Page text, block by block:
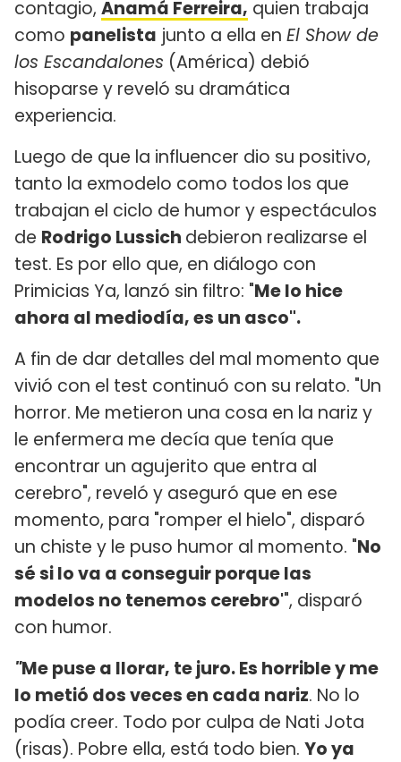
contagio, Anamá Ferreira, quien trabaja
como panelista junto a ella en El Show de
los Escandalones (América) debió
hisoparse y reveló su dramática
experiencia.
Luego de que la influencer dio su positivo,
tanto la exmodelo como todos los que
trabajan el ciclo de humor y espectáculos
de Rodrigo Lussich debieron realizarse el
test. Es por ello que, en diálogo con
Primicias Ya, lanzó sin filtro: "Me lo hice
ahora al mediodía, es un asco".
A fin de dar detalles del mal momento que
vivió con el test continuó con su relato. "Un
horror. Me metieron una cosa en la nariz y
le enfermera me decía que tenía que
encontrar un agujerito que entra al
cerebro", reveló y aseguró que en ese
momento, para "romper el hielo", disparó
un chiste y le puso humor al momento. "No
sé si lo va a conseguir porque las
modelos no tenemos cerebro'", disparó
con humor.
"Me puse a llorar, te juro. Es horrible y me
lo metió dos veces en cada nariz. No lo
podía creer. Todo por culpa de Nati Jota
(risas). Pobre ella, está todo bien. Yo ya